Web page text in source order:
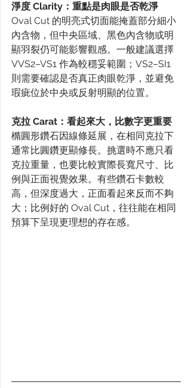
淨度 Clarity：重點是肉眼是否乾淨
Oval Cut 的明亮式切面能掩蓋部分細小
內含物，但中央區域、黑色內含物或明
顯羽裂仍可能影響觀感。一般建議選擇
VVS2–VS1 作為較穩妥範圍；VS2–SI1
則需要確認是否真正肉眼乾淨，並避免
瑕疵位於中央或反射明顯的位置。
克拉 Carat：看起來大，比數字更重要
橢圓形鑽石因線條延展，在相同克拉下
通常比圓鑽更顯修長。挑選時不應只看
克拉重量，也要比較實際長寬尺寸、比
例與正面視覺效果。有些鑽石卡數較
高，但深度過大，正面看起來反而不夠
大；比例好的 Oval Cut，往往能在相同
預算下呈現更理想的存在感。